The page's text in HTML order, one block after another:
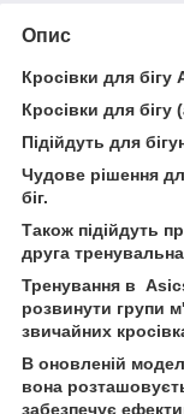
Опис
Кросівки для бігу
Кросівки для бігу
Підійдуть для
Чудове рішення
біг.
Також підійдуть
друга
Тренування в
розвинути групи
звичайних
В оновленій
вона
забезпечує